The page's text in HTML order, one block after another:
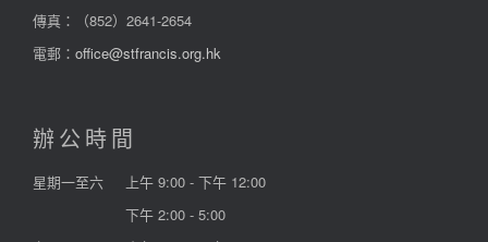
傳真：（852）2641-2654
電郵： office@stfrancis.org.hk
辦公時間
星期一至六
上午 9:00 - 下午 12:00
下午 2:00 - 5:00